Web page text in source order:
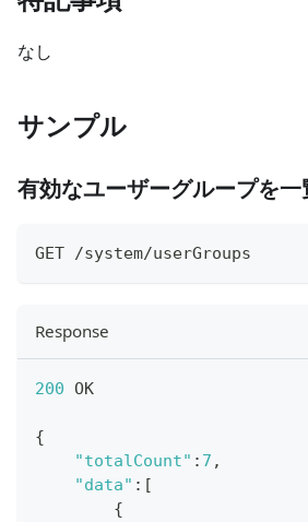
なし
サンプル
有効なユーザーグループを
GET /system/userGroups
Response
200 OK
{
"totalCount" : 7 ,
"data" : [
{